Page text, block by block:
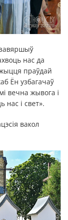
нас да
праўдай
Ён узбагачаў
вечна жывога і
нас і свет».
вакол